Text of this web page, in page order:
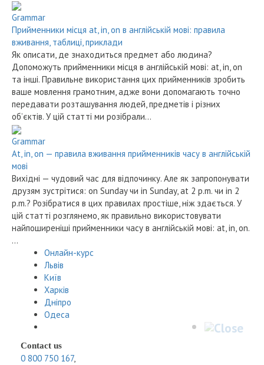
Grammar
Прийменники місця at, in, on в англійській мові: правила
вживання, таблиці, приклади
Як описати, де знаходиться предмет або людина?
Допоможуть прийменники місця в англійській мові: at, in, on
та інші. Правильне використання цих прийменників зробить
ваше мовлення грамотним, адже вони допомагають точно
передавати розташування людей, предметів і різних
об’єктів. У цій статті ми розібрали…
Grammar
At, in, on — правила вживання прийменників часу в англійській
мові
Вихідні — чудовий час для відпочинку. Але як запропонувати
друзям зустрітися: on Sunday чи in Sunday, at 2 p.m. чи in 2
p.m.? Розібратися в цих правилах простіше, ніж здається. У
цій статті розглянемо, як правильно використовувати
найпоширеніші прийменники часу в англійській мові: at, in, on.
…
Онлайн-курс
Львів
Київ
Харків
Дніпро
Одеса
Contact us
0 800 750 167,